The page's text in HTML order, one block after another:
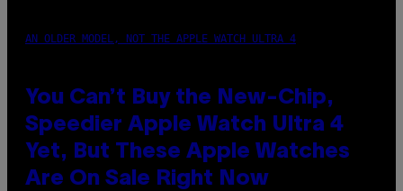
AN OLDER MODEL, NOT THE APPLE WATCH ULTRA 4
You Can’t Buy the New-Chip,
Speedier Apple Watch Ultra 4
Yet, But These Apple Watches
Are On Sale Right Now